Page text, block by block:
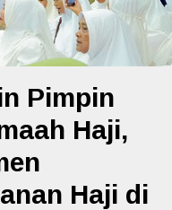
Pimpin
Haji,
Haji di